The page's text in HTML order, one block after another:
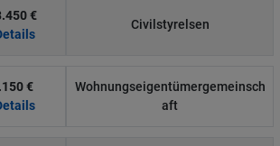
€
Civilstyrelsen
€
Wohnungseigentümergemeinsch
aft